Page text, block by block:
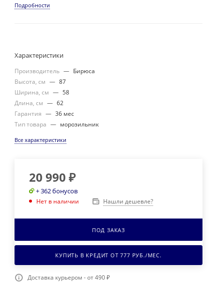
Подробности
Характеристики
Производитель — Бирюса
Высота, см — 87
Ширина, см — 58
Длина, см — 62
Гарантия — 36 мес
Тип товара — морозильник
Все характеристики
20 990 ₽
+ 362 бонусов
Нет в наличии Нашли дешевле?
ПОД ЗАКАЗ
КУПИТЬ В КРЕДИТ ОТ777 РУБ./МЕС.
Доставка курьером - от 490 ₽